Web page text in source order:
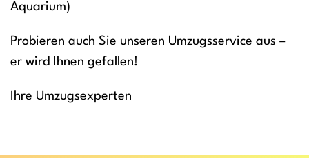
Aquarium)
Probieren auch Sie unseren Umzugsservice aus –
er wird Ihnen gefallen!
Ihre Umzugsexperten